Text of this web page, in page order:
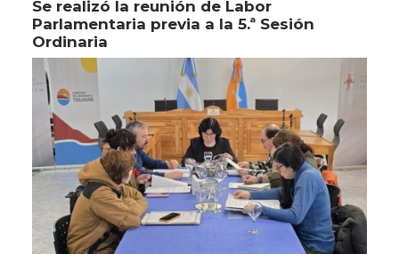
Se realizó la reunión de Labor
Parlamentaria previa a la 5.ª Sesión
Ordinaria